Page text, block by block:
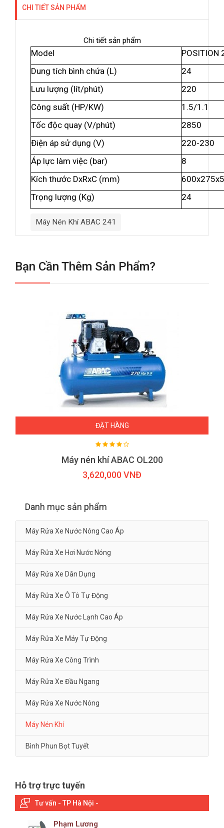
CHI TIẾT SẢN PHẨM
Chi tiết sản phẩm
Model
POSITION
Dung tích bình chứa (L)
24
Lưu lượng (lít/phút)
220
Công suất (HP/KW)
1.5/1.1
Tốc độc quay (V/phút)
2850
Điện áp sử dụng (V)
220-230
Áp lực làm việc (bar)
8
Kích thước DxRxC (mm)
Trọng lượng (Kg)
24
Máy Nén Khí ABAC 241
Bạn Cần Thêm Sản Phẩm?
ĐẶT HÀNG
Máy nén khí ABAC OL200
3,620,000 VNĐ
Danh mục sản phẩm
Máy Rửa Xe Nước Nóng Cao Áp
Máy Rửa Xe Hơi Nước Nóng
Máy Rửa Xe Dân Dụng
Máy Rửa Xe Ô Tô Tự Động
Máy Rửa Xe Nước Lạnh Cao Áp
Máy Rửa Xe Máy Tự Động
Máy Rửa Xe Công Trình
Máy Rửa Xe Đầu Ngang
Máy Rửa Xe Nước Nóng
Máy Nén Khí
Bình Phun Bọt Tuyết
Hỗ trợ trực tuyến
Tư vấn - TP Hà Nội -
Phạm Lương